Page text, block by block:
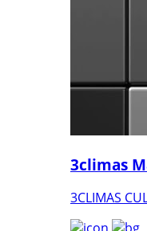
3climas
3CLIMAS